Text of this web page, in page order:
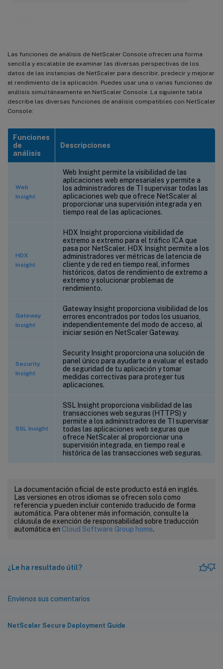
Las funciones de análisis de NetScaler Console ofrecen una forma
sencilla y escalable de examinar las diversas perspectivas de los
datos de las instancias de NetScaler para describir, predecir y mejorar
el rendimiento de la aplicación. Puedes usar una o varias funciones de
análisis simultáneamente en NetScaler Console. La siguiente tabla
describe las diversas funciones de análisis compatibles con NetScaler
Console:
Funciones
de
análisis
Descripciones
Web
Insight
Web Insight permite la visibilidad de las
aplicaciones web empresariales y permite a
los administradores de TI supervisar todas las
aplicaciones web que ofrece NetScaler al
proporcionar una supervisión integrada y en
tiempo real de las aplicaciones.
HDX
insight
HDX Insight proporciona visibilidad de
extremo a extremo para el tráfico ICA que
pasa por NetScaler. HDX Insight permite a los
administradores ver métricas de latencia de
cliente y de red en tiempo real, informes
históricos, datos de rendimiento de extremo a
extremo y solucionar problemas de
rendimiento.
Gateway
Insight
Gateway Insight proporciona visibilidad de los
errores encontrados por todos los usuarios,
independientemente del modo de acceso, al
iniciar sesión en NetScaler Gateway.
Security
Insight
Security Insight proporciona una solución de
panel único para ayudarte a evaluar el estado
de seguridad de tu aplicación y tomar
medidas correctivas para proteger tus
aplicaciones.
SSL Insight
SSL Insight proporciona visibilidad de las
transacciones web seguras (HTTPS) y
permite a los administradores de TI supervisar
todas las aplicaciones web seguras que
ofrece NetScaler al proporcionar una
supervisión integrada, en tiempo real e
histórica de las transacciones web seguras.
La documentación oficial de este producto está en inglés.
Las versiones en otros idiomas se ofrecen solo como
referencia y pueden incluir contenido traducido de forma
automática. Para obtener más información, consulte la
cláusula de exención de responsabilidad sobre traducción
automática en Cloud Software Group home.
¿Le ha resultado útil?
Envíenos sus comentarios
NetScaler Secure Deployment Guide